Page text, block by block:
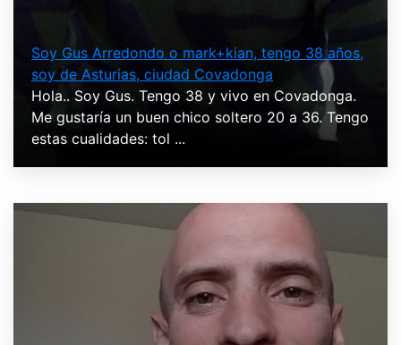
Soy Gus Arredondo o mark+kian, tengo 38 años,
soy de Asturias, ciudad Covadonga
Hola.. Soy Gus. Tengo 38 y vivo en Covadonga.
Me gustaría un buen chico soltero 20 a 36. Tengo
estas cualidades: tol ...